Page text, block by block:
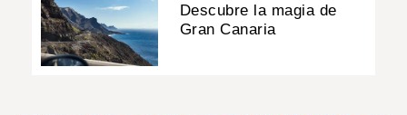
Descubre la magia de
Gran Canaria